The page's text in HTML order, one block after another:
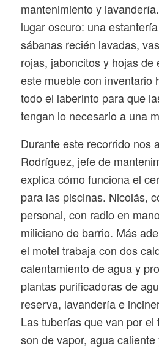
mantenimiento y
lugar oscuro: una
sábanas recién lavadas,
rojas, jaboncitos y hojas de
este mueble con inventario
todo el laberinto para que
tengan lo necesario a una
Durante este recorrido nos
Rodríguez, jefe de
explica cómo funciona el
para las piscinas. Nicolás,
personal, con radio en
miliciano de barrio. Más
el motel trabaja con dos
calentamiento de agua y
plantas purificadoras de
reserva, lavandería e
Las tuberías que van por el
son de vapor, agua